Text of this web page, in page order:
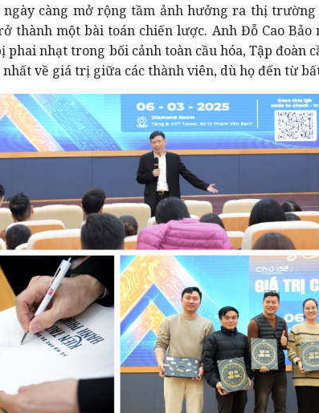
ngày càng mở rộng tầm ảnh hưởng ra thị
thành một bài toán chiến lược. Anh Đỗ Cao Bảo
phai nhạt trong bối cảnh toàn cầu hóa, Tập đoàn
nhất về giá trị giữa các thành viên, dù họ đến từ